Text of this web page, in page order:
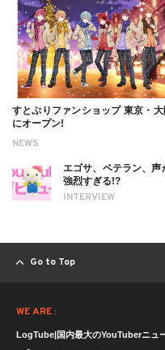
NEWS
すとぷりファンショップ 東京・大
にオープン!
INTERVIEW
エゴサ、ベテラン、
強烈すぎる!?
Go to Top
WE ARE :
LogTube|国内最大のYouTuberニュ